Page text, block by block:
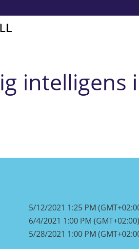
intelligens
5/12/2021 1:25 PM
6/4/2021 1:00 PM (GMT+02:00)
5/28/2021 1:00 PM